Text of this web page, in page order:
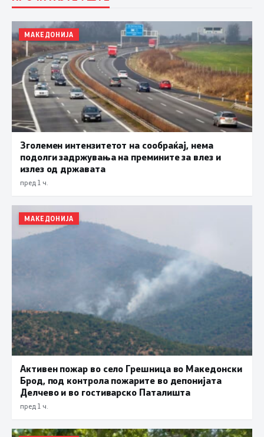
МАКЕДОНИЈА
Зголемен интензитетот на сообраќај, нема
подолги задржувања на премините за влез и
излез од државата
пред 1 ч.
МАКЕДОНИЈА
Активен пожар во село Грешница во Македонски
Брод, под контрола пожарите во депонијата
Делчево и во гостиварско Паталишта
пред 1 ч.